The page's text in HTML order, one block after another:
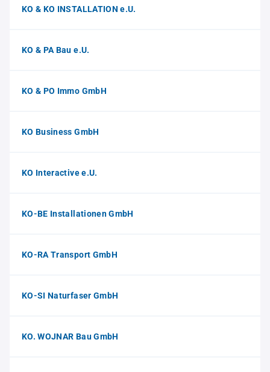
KO & KO INSTALLATION e.U.
KO & PA Bau e.U.
KO & PO Immo GmbH
KO Business GmbH
KO Interactive e.U.
KO-BE Installationen GmbH
KO-RA Transport GmbH
KO-SI Naturfaser GmbH
KO. WOJNAR Bau GmbH